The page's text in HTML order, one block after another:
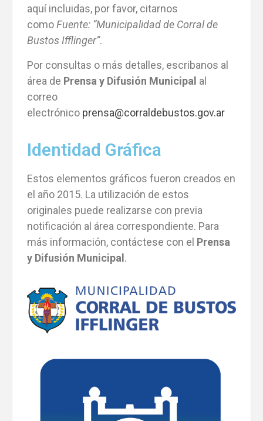
aquí incluidas, por favor, citarnos
comoFuente: “Municipalidad de Corral de
Bustos Ifflinger”.
Por consultas o más detalles, escribanos al
área de Prensa y Difusión Municipal al
correo
electrónico prensa@corraldebustos.gov.ar
Identidad Gráfica
Estos elementos gráficos fueron creados en
el año 2015. La utilización de estos
originales puede realizarse con previa
notificación al área correspondiente. Para
más información, contáctese con el Prensa
y Difusión Municipal .